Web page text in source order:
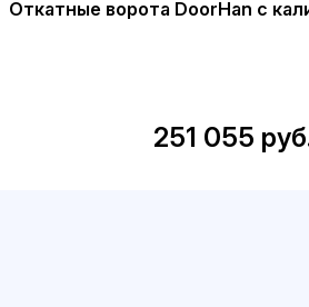
Откатные ворота DoorHan с
251 055